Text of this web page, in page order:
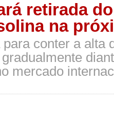
retirada
na
conter a alta
mercado